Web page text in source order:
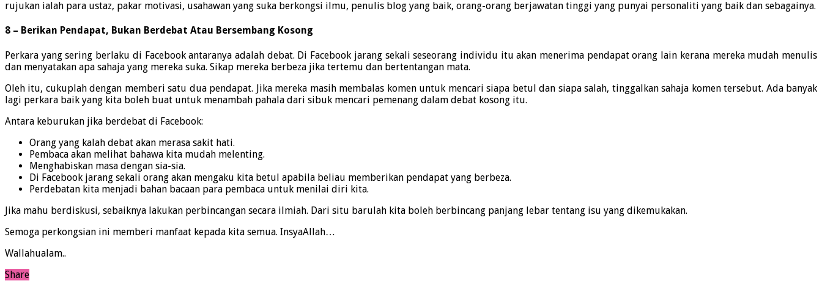
rujukan ialah para ustaz, pakar motivasi, usahawan yang suka berkongsi ilmu, penulis blog yang baik, orang-orang berjawatan tinggi yang punyai personaliti yang baik dan sebagainya.
8 – Berikan Pendapat, Bukan Berdebat Atau Bersembang Kosong
Perkara yang sering berlaku di Facebook antaranya adalah debat. Di Facebook jarang sekali seseorang individu itu akan menerima pendapat orang lain kerana mereka mudah menulis
dan menyatakan apa sahaja yang mereka suka. Sikap mereka berbeza jika tertemu dan bertentangan mata.
Oleh itu, cukuplah dengan memberi satu dua pendapat. Jika mereka masih membalas komen untuk mencari siapa betul dan siapa salah, tinggalkan sahaja komen tersebut. Ada banyak
lagi perkara baik yang kita boleh buat untuk menambah pahala dari sibuk mencari pemenang dalam debat kosong itu.
Antara keburukan jika berdebat di Facebook:
Orang yang kalah debat akan merasa sakit hati.
Pembaca akan melihat bahawa kita mudah melenting.
Menghabiskan masa dengan sia-sia.
Di Facebook jarang sekali orang akan mengaku kita betul apabila beliau memberikan pendapat yang berbeza.
Perdebatan kita menjadi bahan bacaan para pembaca untuk menilai diri kita.
Jika mahu berdiskusi, sebaiknya lakukan perbincangan secara ilmiah. Dari situ barulah kita boleh berbincang panjang lebar tentang isu yang dikemukakan.
Semoga perkongsian ini memberi manfaat kepada kita semua. InsyaAllah…
Wallahualam..
Share